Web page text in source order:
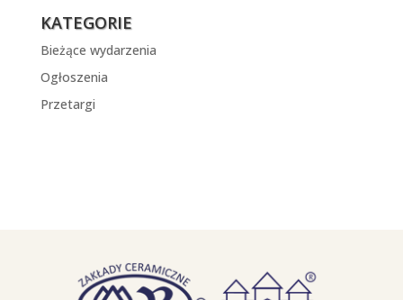
KATEGORIE
Bieżące wydarzenia
Ogłoszenia
Przetargi